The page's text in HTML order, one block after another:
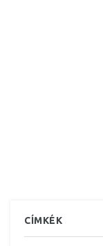
CÍMKÉK